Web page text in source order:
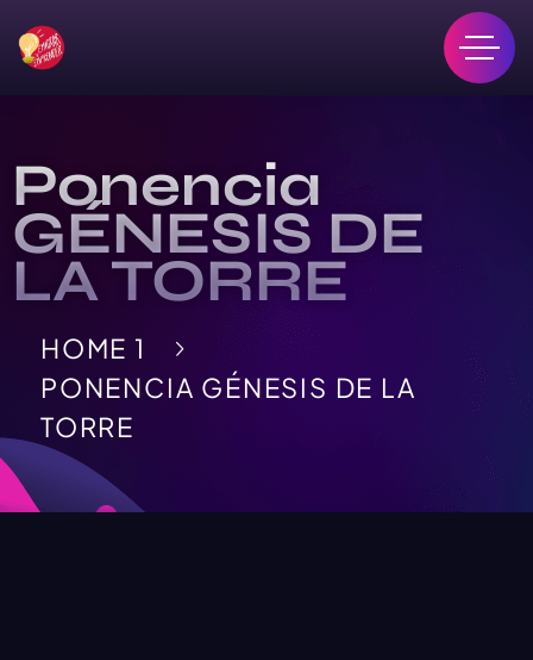
Ponencia
GÉNESIS DE
LA TORRE
HOME 1
PONENCIA GÉNESIS DE LA
TORRE